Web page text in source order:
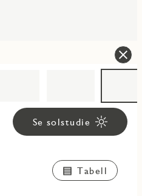
Se solstudie
Tabell